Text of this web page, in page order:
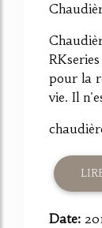
pour la
vie. Il
Date: